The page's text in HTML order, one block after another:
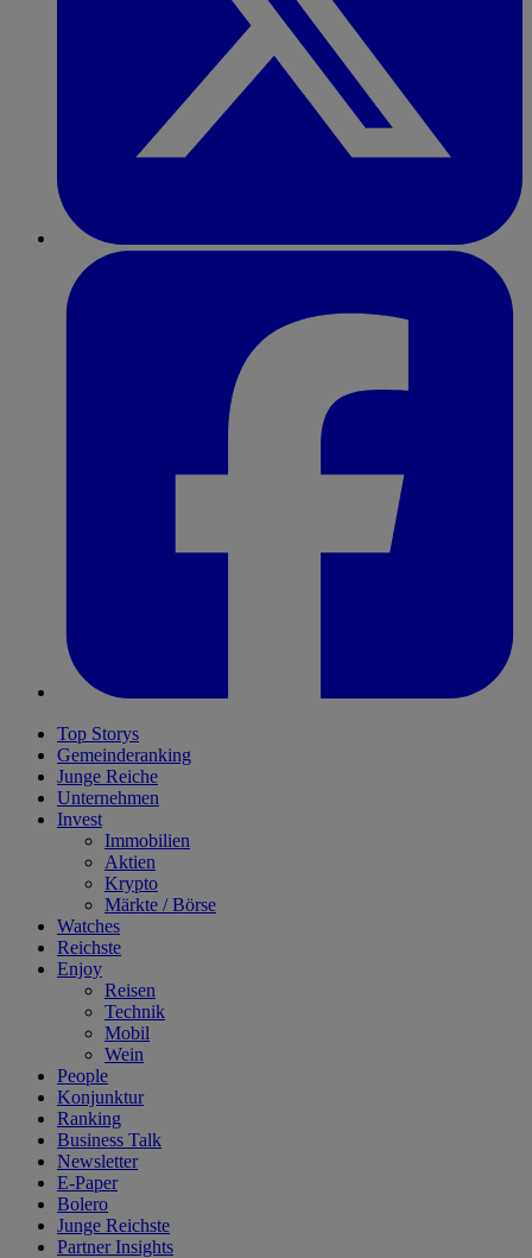
Top Storys
Gemeinderanking
Junge Reiche
Unternehmen
Invest
Immobilien
Aktien
Krypto
Märkte / Börse
Watches
Reichste
Enjoy
Reisen
Technik
Mobil
Wein
People
Konjunktur
Ranking
Business Talk
Newsletter
E-Paper
Bolero
Junge Reichste
Partner Insights